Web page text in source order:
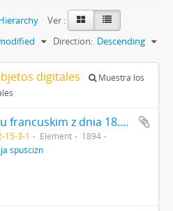
Ver :
Direction: Descending
digitales
Muestra los
List w języku francuskim z dnia 18.06.1894 r. na papierze znakowanym "Maison foundée en 1820ROURE-BERTRAND FILS GRASSE […]" pismo odręczne.
15-3-1 Element
1894
spuścizn